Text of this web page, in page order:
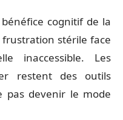
cognitif de la
stérile face
inaccessible. Les
restent des outils
pas devenir le mode